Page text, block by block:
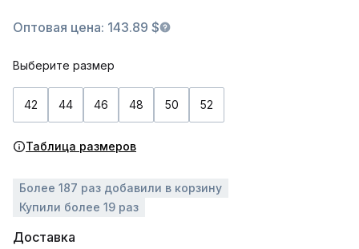
Оптовая цена: 143.89 $
Выберите размер
42 44 46 48 50 52
Таблица размеров
Более 187 раз добавили в корзину
Купили более 19 раз
Доставка